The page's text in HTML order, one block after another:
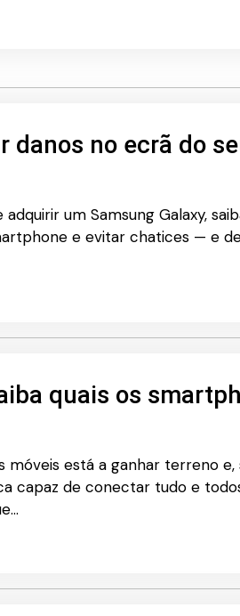
danos no ecrã do
um Samsung Galaxy,
e evitar chatices — e
quais os
móveis está a ganhar terreno
capaz de conectar tudo e